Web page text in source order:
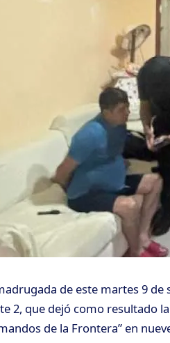
de este martes 9
2, que dejó como resultado
de la Frontera” en